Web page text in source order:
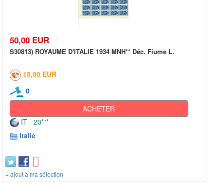
50,00 EUR
S30813) ROYAUME D'ITALIE 1934 MNH** Déc. Fiume L.
15,00 EUR
0
ACHETER
IT - 20***
Italie
+ ajout à ma sélection